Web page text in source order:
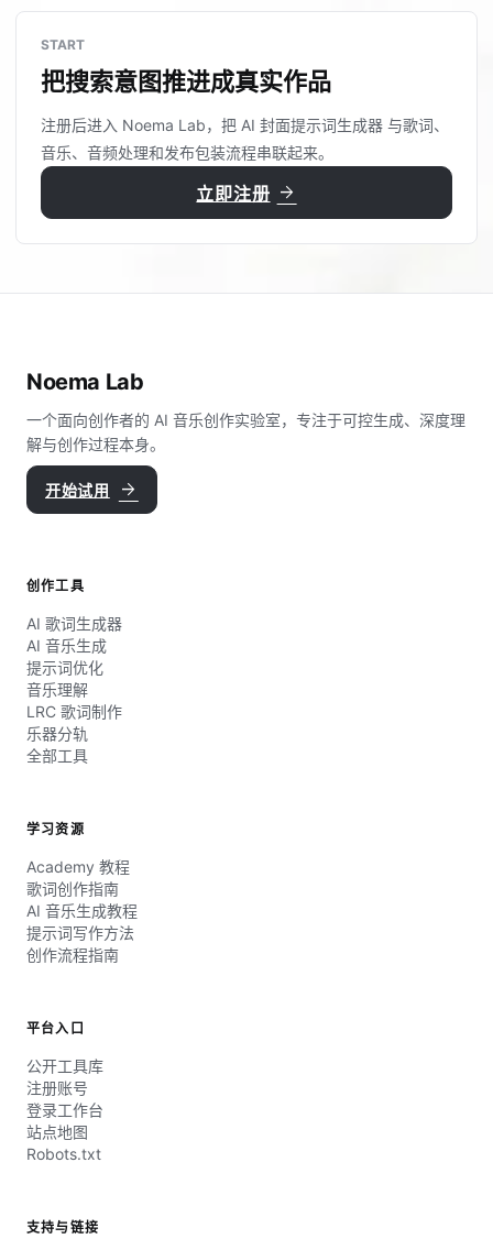
START
把搜索意图推进成真实作品
注册后进入 Noema Lab，把 AI 封面提示词生成器 与歌词、
音乐、音频处理和发布包装流程串联起来。
立即注册 arrow_forward
Noema Lab
一个面向创作者的 AI 音乐创作实验室，专注于可控生成、深度理
解与创作过程本身。
开始试用 arrow_forward
创作工具
AI 歌词生成器
AI 音乐生成
提示词优化
音乐理解
LRC 歌词制作
乐器分轨
全部工具
学习资源
Academy 教程
歌词创作指南
AI 音乐生成教程
提示词写作方法
创作流程指南
平台入口
公开工具库
注册账号
登录工作台
站点地图
Robots.txt
支持与链接